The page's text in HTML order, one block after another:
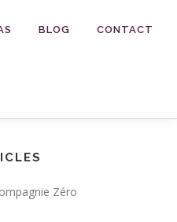
BLOG CONTACT
Zéro